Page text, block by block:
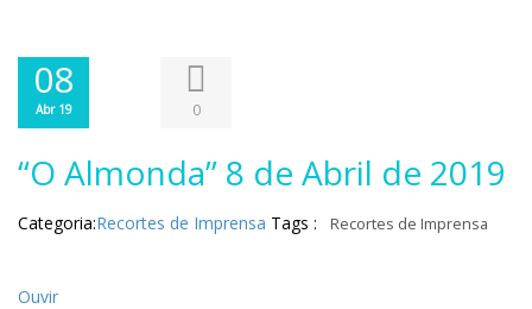
08
Abr 19 0
“O Almonda” 8 de Abril de 2019
Categoria:Recortes de Imprensa Tags : Recortes de Imprensa
Ouvir